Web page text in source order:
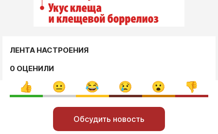
ЛЕНТА НАСТРОЕНИЯ
0 ОЦЕНИЛИ
Обсудить новость